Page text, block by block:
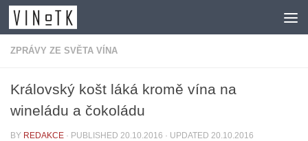
Skip to content
ZPRÁVY ZE SVĚTA VÍNA
Královský košt láká kromě vína na
wineládu a čokoládu
BY REDAKCE · PUBLISHED 20.10.2016 · UPDATED 20.10.2016